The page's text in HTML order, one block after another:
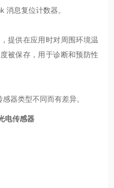
消息复位计数器。
提供在应用时对周围环境温
被保存，用于诊断和预防性
器类型不同而有差异。
电传感器